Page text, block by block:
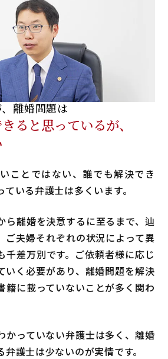
離婚問題は
ると思っているが、
ことではない、誰でも解決でき
いる弁護士は多くいます。
ら離婚を決意するに至るまで、辿
ご夫婦それぞれの状況によって異
千差万別です。ご依頼者様に応じ
いく必要があり、離婚問題を解決
籍に載っていないことが多く関わ
かっていない弁護士は多く、離婚
護士は少ないのが実情です。